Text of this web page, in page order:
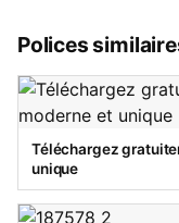
Polices
Téléchargez
unique